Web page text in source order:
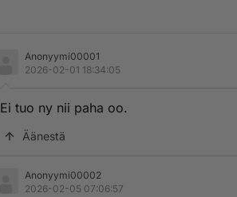
Anonyymi00001
2026-02-01 18:34:05
Ei tuo ny nii paha oo.
Äänestä
Anonyymi00002
2026-02-05 07:06:57